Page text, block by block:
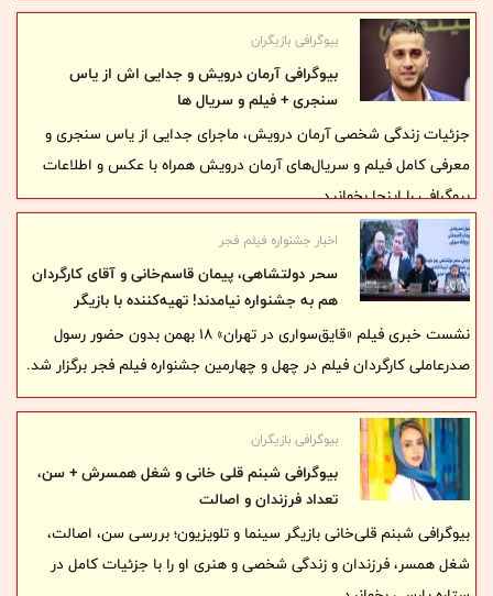
بیوگرافی بازیگران
بیوگرافی آرمان درویش و جدایی اش از یاس
سنجری + فیلم و سریال ها
جزئیات زندگی شخصی آرمان درویش، ماجرای جدایی از یاس سنجری و
معرفی کامل فیلم و سریال‌های آرمان درویش همراه با عکس و اطلاعات
بیوگرافی را اینجا بخوانید.
اخبار جشنواره فیلم فجر
سحر دولتشاهی، پیمان قاسم‌خانی و آقای کارگردان
هم به جشنواره نیامدند! تهیه‌کننده با بازیگر
خردسال به نشست خبری رفتنشست خبری فیلم «قایق‌سواری در تهران» ۱۸ بهمن بدون حضور رسول
صدرعاملی کارگردان فیلم در چهل و چهارمین جشنواره فیلم فجر برگزار شد.
بیوگرافی بازیگران
بیوگرافی شبنم قلی خانی و شغل همسرش + سن،
تعداد فرزندان و اصالت
بیوگرافی شبنم قلی‌خانی بازیگر سینما و تلویزیون؛ بررسی سن، اصالت،
شغل همسر، فرزندان و زندگی شخصی و هنری او را با جزئیات کامل در